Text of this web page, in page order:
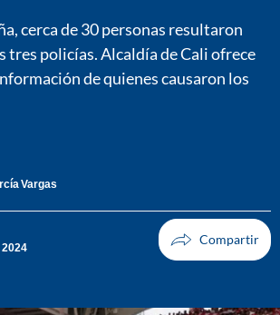
cerca de 30 personas resultaron
tres policías. Alcaldía de Cali ofrece
de quienes causaron los
Vargas